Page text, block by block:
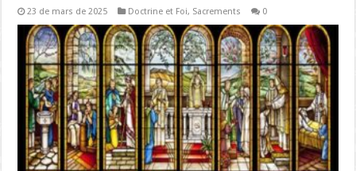
23 de mars de 2025 Doctrine et Foi, Sacrements 0